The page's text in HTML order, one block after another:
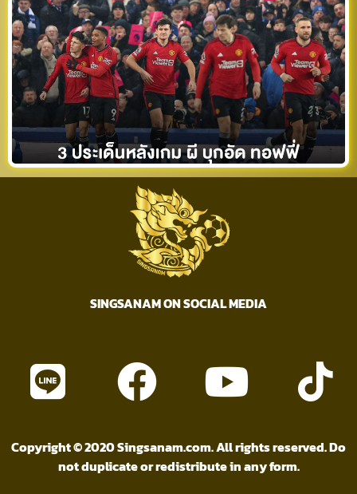
SINGSANAM ON SOCIAL MEDIA
Copyright © 2020 Singsanam.com. All rights reserved. Do
not duplicate or redistribute in any form.